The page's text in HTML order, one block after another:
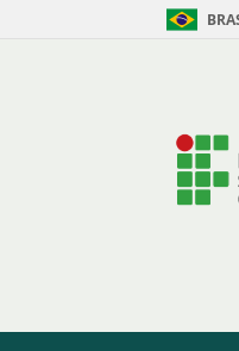
Pular para o Conteúdo